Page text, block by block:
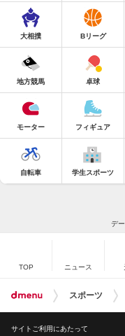
大相撲 Bリーグ
地方競馬 卓球
モーター フィギュア
自転車 学生スポーツ
デ
TOP ニュース
スポーツ
サイトご利用にあたって